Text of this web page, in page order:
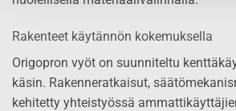
Rakenteet käytännön kokemuksella
Origopron vyöt on suunniteltu
käsin. Rakenneratkaisut,
kehitetty yhteistyössä